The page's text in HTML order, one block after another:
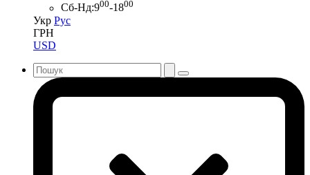
Сб-Нд:900-1800
Укр Рус
ГРН
USD